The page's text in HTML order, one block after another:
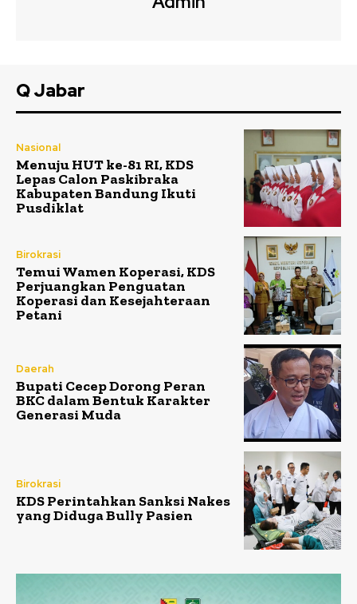
Q Jabar
Nasional
Menuju HUT ke-81 RI, KDS
Lepas Calon Paskibraka
Kabupaten Bandung Ikuti
Pusdiklat
Birokrasi
Temui Wamen Koperasi, KDS
Perjuangkan Penguatan
Koperasi dan Kesejahteraan
Petani
Daerah
Bupati Cecep Dorong Peran
BKC dalam Bentuk Karakter
Generasi Muda
Birokrasi
KDS Perintahkan Sanksi Nakes
yang Diduga Bully Pasien